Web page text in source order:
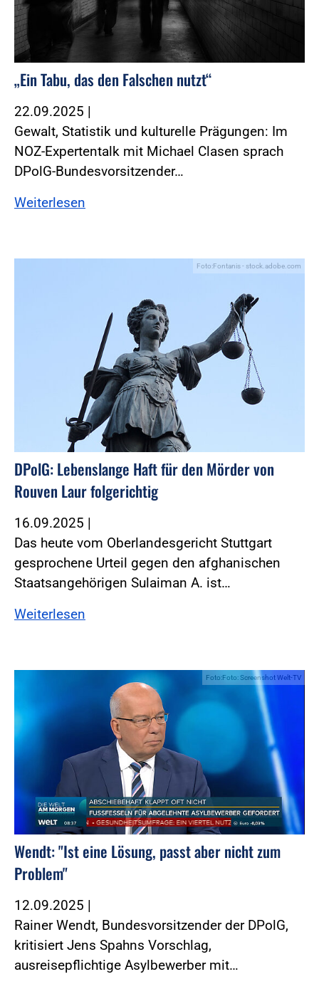
„Ein Tabu, das den Falschen nutzt“
22.09.2025 |
Gewalt, Statistik und kulturelle Prägungen: Im
NOZ-Expertentalk mit Michael Clasen sprach
DPolG-Bundesvorsitzender…
Weiterlesen
Foto:Fontanis - stock.adobe.com
DPolG: Lebenslange Haft für den Mörder von
Rouven Laur folgerichtig
16.09.2025 |
Das heute vom Oberlandesgericht Stuttgart
gesprochene Urteil gegen den afghanischen
Staatsangehörigen Sulaiman A. ist…
Weiterlesen
Foto:Foto: Screenshot Welt-TV
Wendt: "Ist eine Lösung, passt aber nicht zum
Problem"
12.09.2025 |
Rainer Wendt, Bundesvorsitzender der DPolG,
kritisiert Jens Spahns Vorschlag,
ausreisepflichtige Asylbewerber mit…